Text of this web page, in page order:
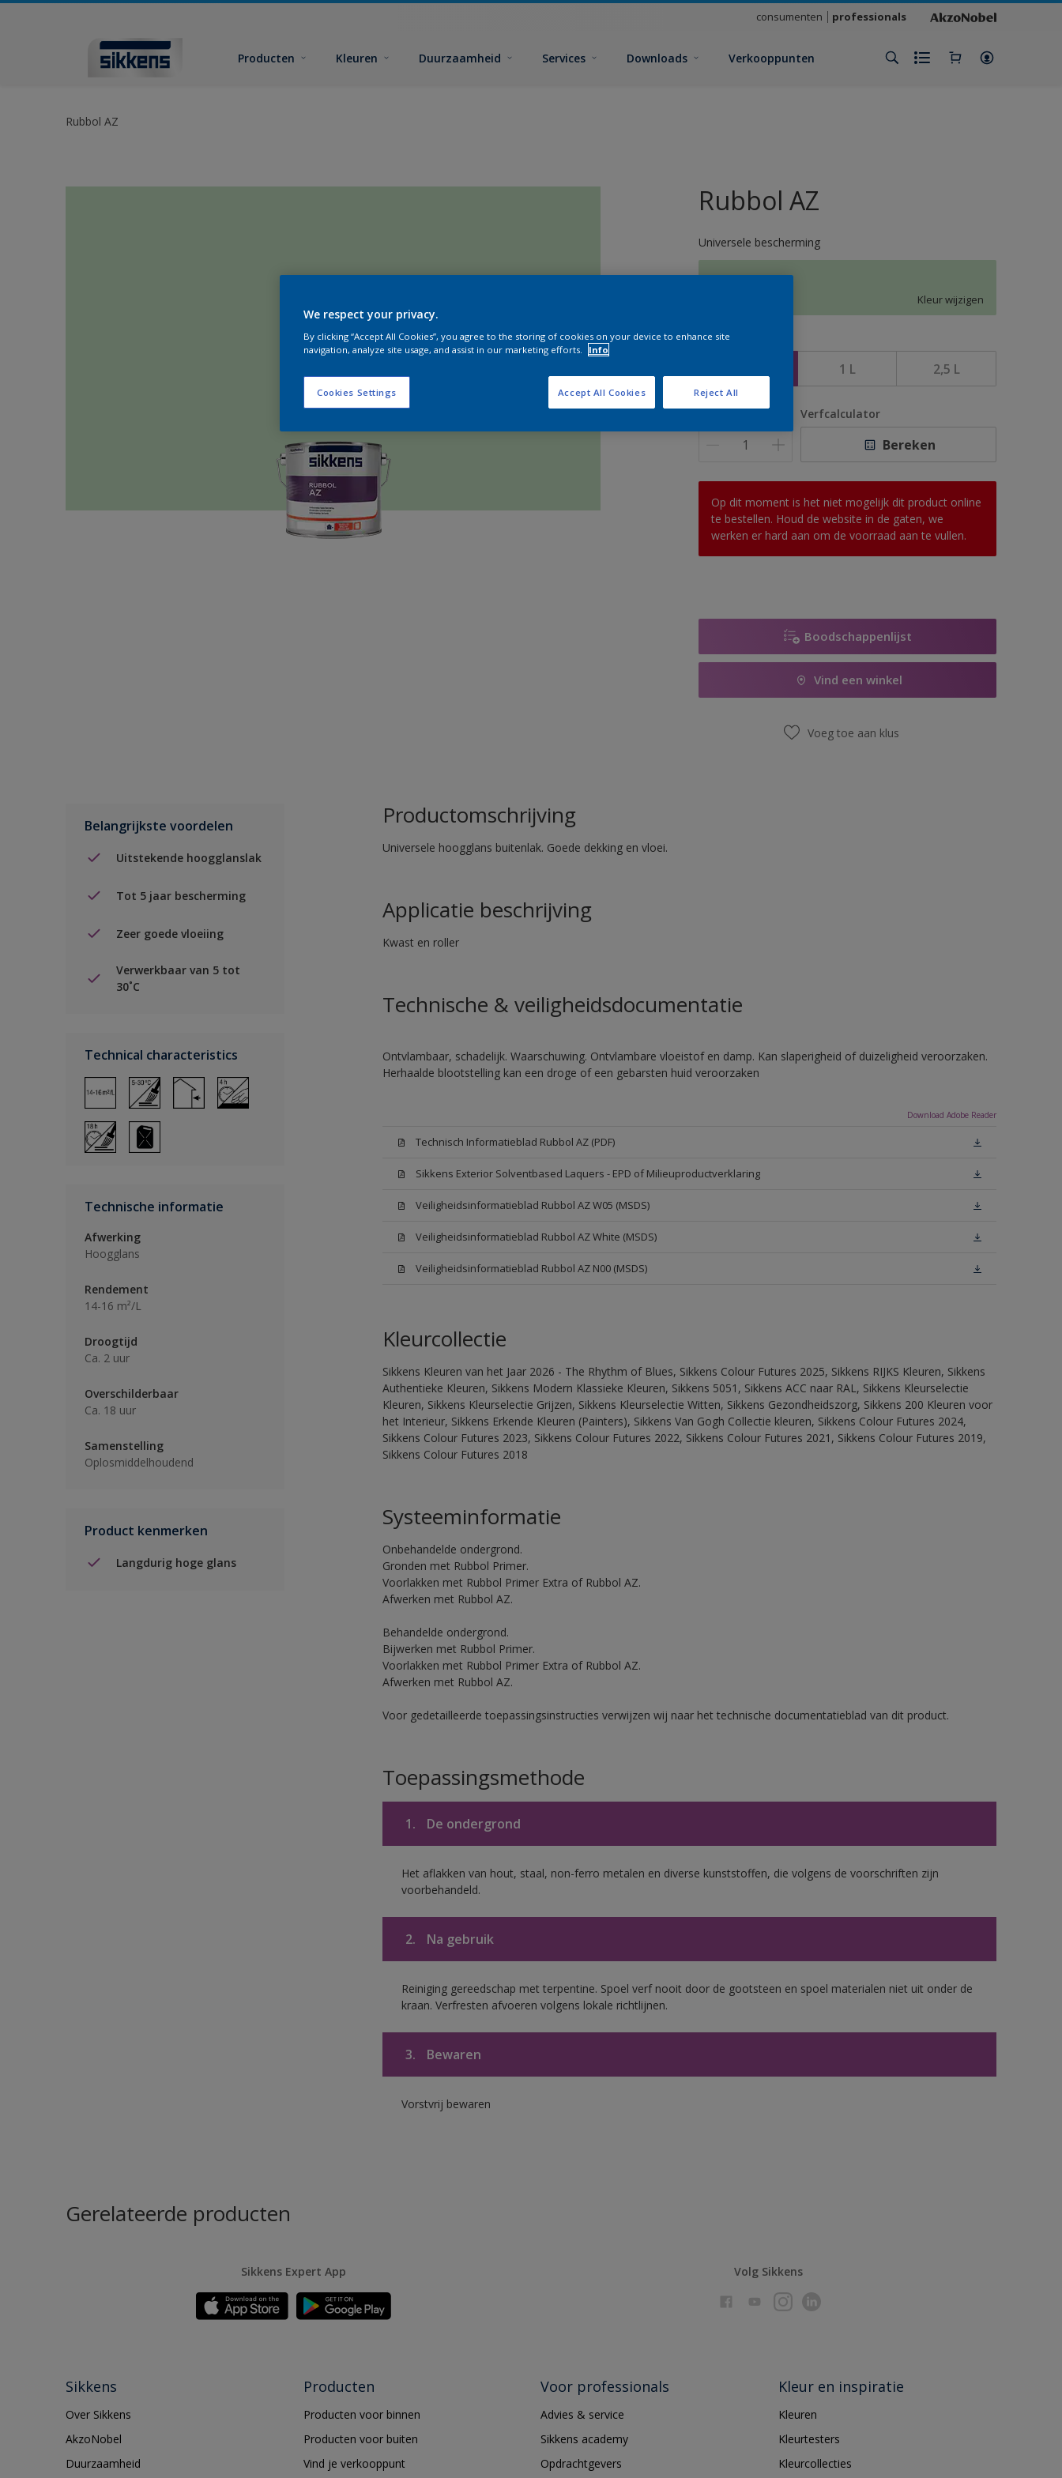
consumenten professionals
Producten Kleuren Duurzaamheid Services Downloads Verkooppunten
Rubbol AZ
Rubbol AZ
Universele bescherming
Kleur wijzigen
Grootte
1 L 2,5 L
Aantal Verfcalculator
Bereken
Op dit moment is het niet mogelijk dit product online
te bestellen. Houd de website in de gaten, we
werken er hard aan om de voorraad aan te vullen.
Boodschappenlijst
Vind een winkel
Voeg toe aan klus
Belangrijkste voordelen
Uitstekende hoogglanslak
Tot 5 jaar bescherming
Zeer goede vloeiing
Verwerkbaar van 5 tot
30˚C
Technical characteristics
Technische informatie
Afwerking
Hoogglans
Rendement
14-16 m²/L
Droogtijd
Ca. 2 uur
Overschilderbaar
Ca. 18 uur
Samenstelling
Oplosmiddelhoudend
Product kenmerken
Langdurig hoge glans
Productomschrijving
Universele hoogglans buitenlak. Goede dekking en vloei.
Applicatie beschrijving
Kwast en roller
Technische & veiligheidsdocumentatie
Ontvlambaar, schadelijk. Waarschuwing. Ontvlambare vloeistof en damp. Kan slaperigheid of duizeligheid veroorzaken.
Herhaalde blootstelling kan een droge of een gebarsten huid veroorzaken
Download Adobe Reader
Technisch Informatieblad Rubbol AZ (PDF)
Sikkens Exterior Solventbased Laquers - EPD of Milieuproductverklaring
Veiligheidsinformatieblad Rubbol AZ W05 (MSDS)
Veiligheidsinformatieblad Rubbol AZ White (MSDS)
Veiligheidsinformatieblad Rubbol AZ N00 (MSDS)
Kleurcollectie
Sikkens Kleuren van het Jaar 2026 - The Rhythm of Blues, Sikkens Colour Futures 2025, Sikkens RIJKS Kleuren, Sikkens
Authentieke Kleuren, Sikkens Modern Klassieke Kleuren, Sikkens 5051, Sikkens ACC naar RAL, Sikkens Kleurselectie
Kleuren, Sikkens Kleurselectie Grijzen, Sikkens Kleurselectie Witten, Sikkens Gezondheidszorg, Sikkens 200 Kleuren voor
het Interieur, Sikkens Erkende Kleuren (Painters), Sikkens Van Gogh Collectie kleuren, Sikkens Colour Futures 2024,
Sikkens Colour Futures 2023, Sikkens Colour Futures 2022, Sikkens Colour Futures 2021, Sikkens Colour Futures 2019,
Sikkens Colour Futures 2018
Systeeminformatie
Onbehandelde ondergrond.
Gronden met Rubbol Primer.
Voorlakken met Rubbol Primer Extra of Rubbol AZ.
Afwerken met Rubbol AZ.
Behandelde ondergrond.
Bijwerken met Rubbol Primer.
Voorlakken met Rubbol Primer Extra of Rubbol AZ.
Afwerken met Rubbol AZ.
Voor gedetailleerde toepassingsinstructies verwijzen wij naar het technische documentatieblad van dit product.
Toepassingsmethode
1. De ondergrond
Het aflakken van hout, staal, non-ferro metalen en diverse kunststoffen, die volgens de voorschriften zijn
voorbehandeld.
2. Na gebruik
Reiniging gereedschap met terpentine. Spoel verf nooit door de gootsteen en spoel materialen niet uit onder de
kraan. Verfresten afvoeren volgens lokale richtlijnen.
3. Bewaren
Vorstvrij bewaren
Gerelateerde producten
Sikkens Expert App Volg Sikkens
Sikkens
Over Sikkens
AkzoNobel
Duurzaamheid
Producten
Producten voor binnen
Producten voor buiten
Vind je verkooppunt
Voor professionals
Advies & service
Sikkens academy
Opdrachtgevers
Kleur en inspiratie
Kleuren
Kleurtesters
Kleurcollecties
We respect your privacy.
By clicking “Accept All Cookies”, you agree to the storing of cookies on your device to enhance site
navigation, analyze site usage, and assist in our marketing efforts.
Info
Cookies Settings Reject All
Accept All Cookies